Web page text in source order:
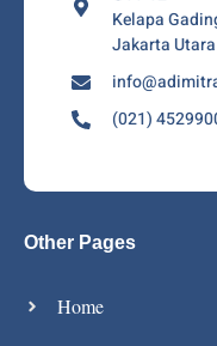
Kelapa
Jakarta
(021)
Other Pages
Home